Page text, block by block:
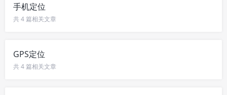
手机定位
共 4 篇相关文章
GPS定位
共 4 篇相关文章